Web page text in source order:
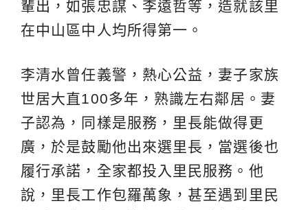
輩出，如張忠謀、李遠哲等，造就該里
在中山區中人均所得第一。
李清水曾任義警，熱心公益，妻子家族
世居大直100多年，熟識左右鄰居。妻
子認為，同樣是服務，里長能做得更
廣，於是鼓勵他出來選里長，當選後也
履行承諾，全家都投入里民服務。他
說，里長工作包羅萬象，甚至遇到里民